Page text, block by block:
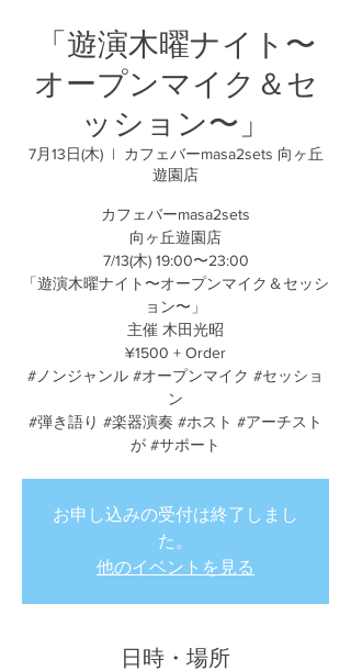
「遊演木曜ナイト〜
オープンマイク＆セ
ッション〜」
7月13日(木)
  |
カフェバーmasa2sets 向ヶ丘
遊園店
カフェバーmasa2sets
向ヶ丘遊園店
7/13(木) 19:00〜23:00
「遊演木曜ナイト〜オープンマイク＆セッシ
ョン〜」
主催 木田光昭
¥1500 + Order
#ノンジャンル #オープンマイク #セッショ
ン
#弾き語り #楽器演奏 #ホスト #アーチスト
が #サポート
お申し込みの受付は終了しまし
た。
他のイベントを見る
日時・場所